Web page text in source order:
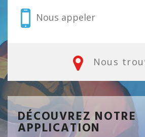
Nous appeler
Nous
DÉCOUVREZ NOTRE
APPLICATION